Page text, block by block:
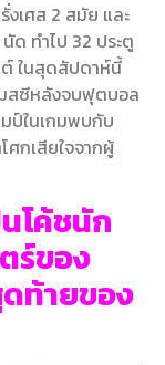
งเศส 2 สมัย และ
ด ทำไป 32 ประตู
ในสุดสัปดาห์นี้
สซีหลังจบฟุตบอล
ป์ในเกมพบกับ
ศกเสียใจจากผู้
โค้ชนัก
ร์ของ
ท้ายของ